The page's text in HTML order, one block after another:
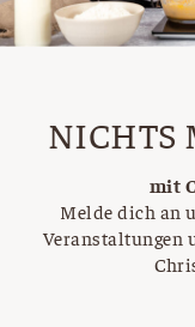
NICHTS
mit
Melde dich an
Veranstaltungen